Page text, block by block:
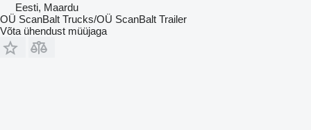
Eesti, Maardu
OÜ ScanBalt Trucks/OÜ ScanBalt Trailer
Võta ühendust müüjaga